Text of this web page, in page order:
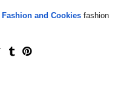
Fashion and Cookiesfashion